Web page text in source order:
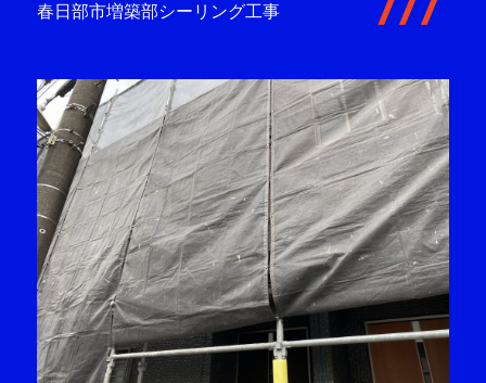
春日部市増築部シーリング工事